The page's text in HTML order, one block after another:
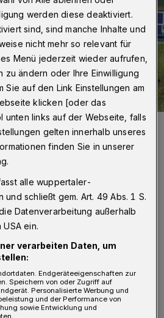
konnte nichts mehr tun.
der zuständigen
Düsseldorf war ein
auf Höhe der
auf der rechten
Der Fahrer der Autos mit
werden diese deaktiviert.
sind, sind manche Inhalte und
nicht mehr so relevant für
Menü jederzeit wieder aufrufen,
zu ändern oder Ihre Einwilligung
Sie auf den Link Einstellungen am
klicken [oder das
unten links auf der Webseite, falls
gelten innerhalb unseres
finden Sie in unserer
alle wuppertaler-
und schließt gem. Art. 49 Abs. 1 S.
Datenverarbeitung außerhalb
USA ein.
verarbeiten Daten, um
Endgeräteeigenschaften zur
Speichern von oder Zugriff auf
Personalisierte Werbung und
und der Performance von
sowie Entwicklung und